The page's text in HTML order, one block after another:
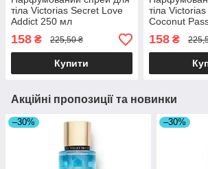
тіла Victorias Secret Love
Addict 250 мл
158 ₴ 225,50 ₴
Купити
тіла
Coconut
мл
158₴
Акційні пропозиції та новинки
–30% –30%